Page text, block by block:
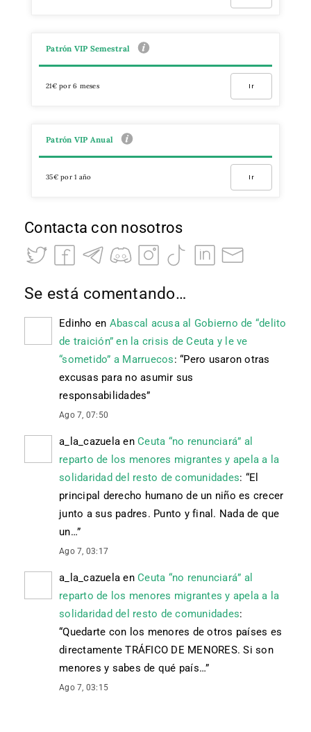
Patrón VIP Semestral
21€ por 6 meses Ir
Patrón VIP Anual
35€ por 1 año Ir
Contacta con nosotros
Se está comentando…
Edinho en Abascal acusa al Gobierno de “delito
de traición” en la crisis de Ceuta y le ve
“sometido” a Marruecos: “Pero usaron otras
excusas para no asumir sus
responsabilidades”
Ago 7, 07:50
a_la_cazuela en Ceuta “no renunciará” al
reparto de los menores migrantes y apela a la
solidaridad del resto de comunidades: “El
principal derecho humano de un niño es crecer
junto a sus padres. Punto y final. Nada de que
un…”
Ago 7, 03:17
a_la_cazuela en Ceuta “no renunciará” al
reparto de los menores migrantes y apela a la
solidaridad del resto de comunidades:
“Quedarte con los menores de otros países es
directamente TRÁFICO DE MENORES. Si son
menores y sabes de qué país…”
Ago 7, 03:15